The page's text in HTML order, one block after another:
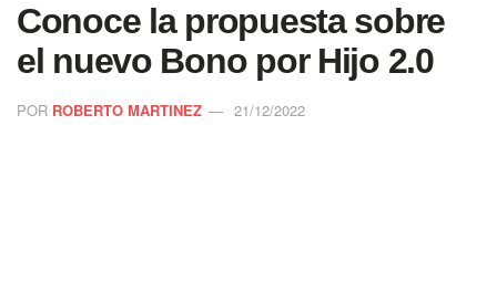
Conoce la propuesta sobre
el nuevo Bono por Hijo 2.0
POR ROBERTO MARTINEZ 21/12/2022